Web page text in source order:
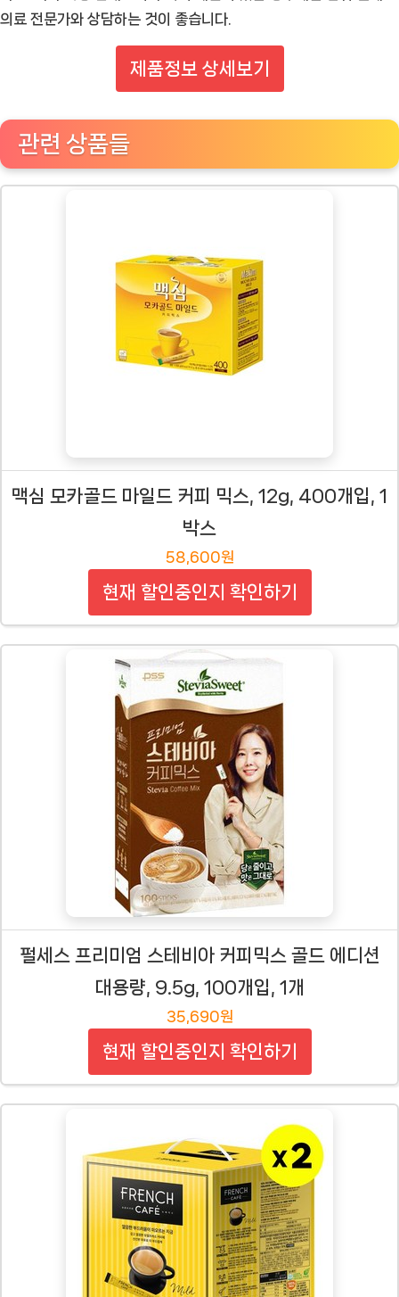
의료 전문가와 상담하는 것이 좋습니다.
제품정보 상세보기
관련 상품들
맥심 모카골드 마일드 커피 믹스, 12g, 400개입, 1
박스
58,600원
현재 할인중인지 확인하기
펄세스 프리미엄 스테비아 커피믹스 골드 에디션
대용량, 9.5g, 100개입, 1개
35,690원
현재 할인중인지 확인하기